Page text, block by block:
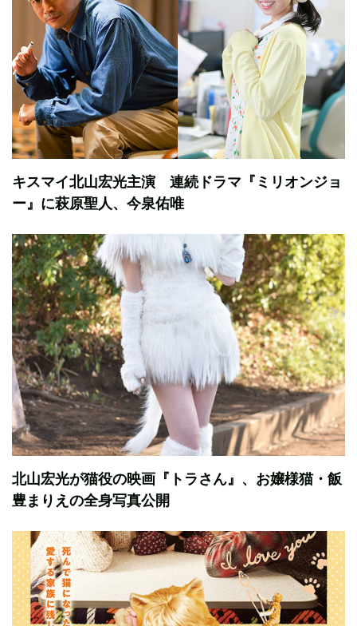
キスマイ北山宏光主演 連続ドラマ『ミリオンジョ
ー』に萩原聖人、今泉佑唯
北山宏光が猫役の映画『トラさん』、お嬢様猫・飯
豊まりえの全身写真公開